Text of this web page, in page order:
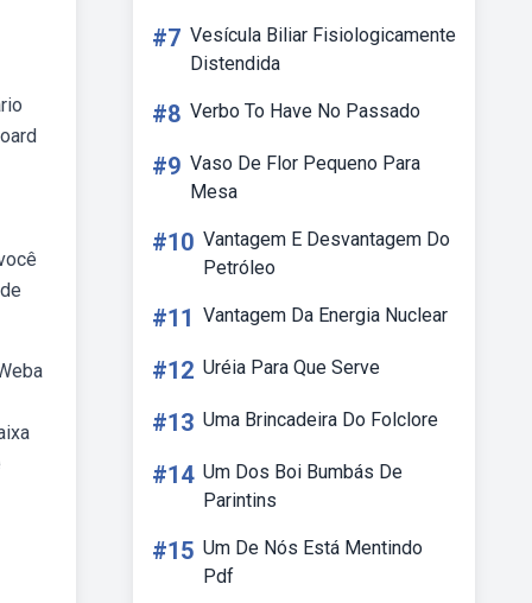
#7 Vesícula Biliar Fisiologicamente
Distendida
#8 Verbo To Have No Passado
#9 Vaso De Flor Pequeno Para
Mesa
#10 Vantagem E Desvantagem Do
Petróleo
#11 Vantagem Da Energia Nuclear
#12 Uréia Para Que Serve
#13 Uma Brincadeira Do Folclore
#14 Um Dos Boi Bumbás De
Parintins
#15 Um De Nós Está Mentindo
Pdf